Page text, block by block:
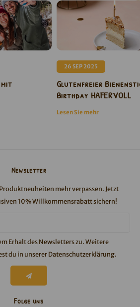
26 SEP 2025
Glutenfreier
Birthday HAFERVOLL
Lesen Sie mehr
Newsletter
mehr verpassen. Jetzt
10% Willkommensrabatt sichern!
Erhalt des Newsletters zu. Weitere
du in unserer Datenschutzerklärung.
Folge uns